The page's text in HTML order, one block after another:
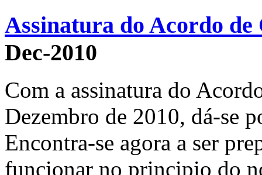
Assinatura do Acordo de
Dec-2010
Com a assinatura do
Dezembro de 2010, dá-se
Encontra-se agora a ser
funcionar no principio do